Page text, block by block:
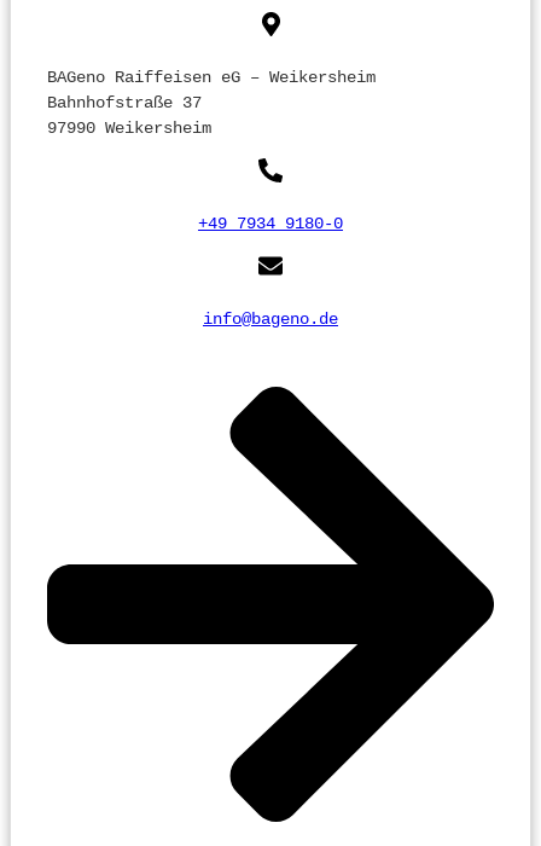
BAGeno Raiffeisen eG – Weikersheim
Bahnhofstraße 37
97990 Weikersheim
+49 7934 9180-0
info@bageno.de